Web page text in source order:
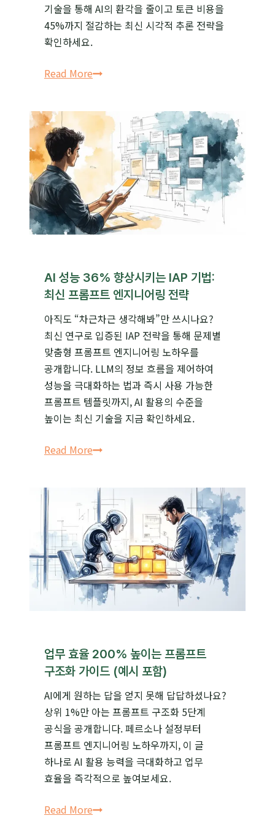
기술을 통해 AI의 환각을 줄이고 토큰 비용을
45%까지 절감하는 최신 시각적 추론 전략을
확인하세요.
Read More비전
(LVLM)
성능
최적화:
토큰
비용
줄이는
‘룩백
(Lookback)’
AI 성능 36% 향상시키는 IAP 기법:
최신 프롬프트 엔지니어링 전략
아직도 “차근차근 생각해봐”만 쓰시나요?
최신 연구로 입증된 IAP 전략을 통해 문제별
맞춤형 프롬프트 엔지니어링 노하우를
공개합니다. LLM의 정보 흐름을 제어하여
성능을 극대화하는 법과 즉시 사용 가능한
프롬프트 템플릿까지, AI 활용의 수준을
높이는 최신 기술을 지금 확인하세요.
Read MoreAI
향상시키는
IAP
기법:
최신
프롬프트
엔지니어링
전략
업무 효율 200% 높이는 프롬프트
구조화 가이드 (예시 포함)
AI에게 원하는 답을 얻지 못해 답답하셨나요?
상위 1%만 아는 프롬프트 구조화 5단계
공식을 공개합니다. 페르소나 설정부터
프롬프트 엔지니어링 노하우까지, 이 글
하나로 AI 활용 능력을 극대화하고 업무
효율을 즉각적으로 높여보세요.
Read More업무